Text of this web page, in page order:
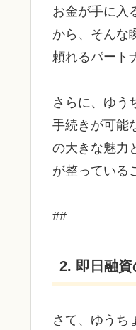
お金が手に入
から、そんな
頼れるパート
さらに、ゆう
手続きが可能
の大きな魅力
が整っている
##
2. 即日融資
さて、ゆうち